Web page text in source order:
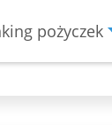
pożyczek